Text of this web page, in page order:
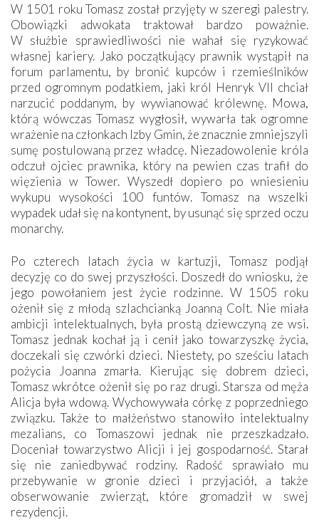
W 1501 roku Tomasz został przyjęty w szeregi palestry.
Obowiązki adwokata traktował bardzo poważnie.
W służbie sprawiedliwości nie wahał się ryzykować
własnej kariery. Jako początkujący prawnik wystąpił na
forum parlamentu, by bronić kupców i rzemieślników
przed ogromnym podatkiem, jaki król Henryk VII chciał
narzucić poddanym, by wywianować królewnę. Mowa,
którą wówczas Tomasz wygłosił, wywarła tak ogromne
wrażenie na członkach Izby Gmin, że znacznie zmniejszyli
sumę postulowaną przez władcę. Niezadowolenie króla
odczuł ojciec prawnika, który na pewien czas trafił do
więzienia w Tower. Wyszedł dopiero po wniesieniu
wykupu wysokości 100 funtów. Tomasz na wszelki
wypadek udał się na kontynent, by usunąć się sprzed oczu
monarchy.
Po czterech latach życia w kartuzji, Tomasz podjął
decyzję co do swej przyszłości. Doszedł do wniosku, że
jego powołaniem jest życie rodzinne. W 1505 roku
ożenił się z młodą szlachcianką Joanną Colt. Nie miała
ambicji intelektualnych, była prostą dziewczyną ze wsi.
Tomasz jednak kochał ją i cenił jako towarzyszkę życia,
doczekali się czwórki dzieci. Niestety, po sześciu latach
pożycia Joanna zmarła. Kierując się dobrem dzieci,
Tomasz wkrótce ożenił się po raz drugi. Starsza od męża
Alicja była wdową. Wychowywała córkę z poprzedniego
związku. Także to małżeństwo stanowiło intelektualny
mezalians, co Tomaszowi jednak nie przeszkadzało.
Doceniał towarzystwo Alicji i jej gospodarność. Starał
się nie zaniedbywać rodziny. Radość ­sprawiało mu
przebywanie w gronie dzieci i przyjaciół, a także
obserwowanie zwierząt, które gromadził w swej
rezydencji.